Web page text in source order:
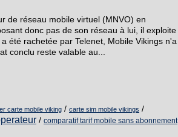
de réseau mobile virtuel (MNVO) en
donc pas de son réseau à lui, il exploite
été rachetée par Telenet, Mobile Vikings n'a
conclu reste valable au...
carte mobile viking / carte sim mobile vikings /
/ comparatif tarif mobile sans abonnement